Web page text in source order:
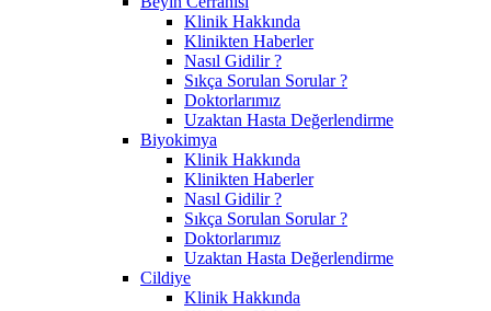
Klinik Hakkında
Klinikten Haberler
Nasıl Gidilir ?
Sıkça Sorulan Sorular ?
Doktorlarımız
Uzaktan Hasta Değerlendirme
Biyokimya
Klinik Hakkında
Klinikten Haberler
Nasıl Gidilir ?
Sıkça Sorulan Sorular ?
Doktorlarımız
Uzaktan Hasta Değerlendirme
Cildiye
Klinik Hakkında